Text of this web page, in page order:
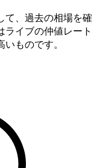
て、過去の相場を確
イブの仲値レート
ものです。